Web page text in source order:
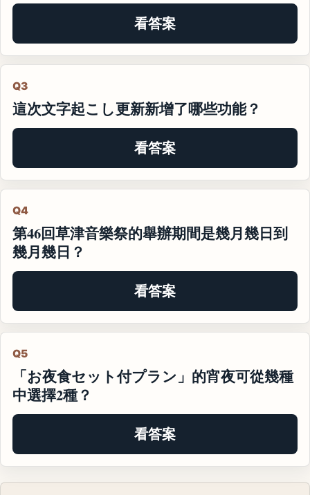
看答案
Q3
這次文字起こし更新新增了哪些功能？
看答案
Q4
第46回草津音樂祭的舉辦期間是幾月幾日到
幾月幾日？
看答案
Q5
「お夜食セット付プラン」的宵夜可從幾種
中選擇2種？
看答案